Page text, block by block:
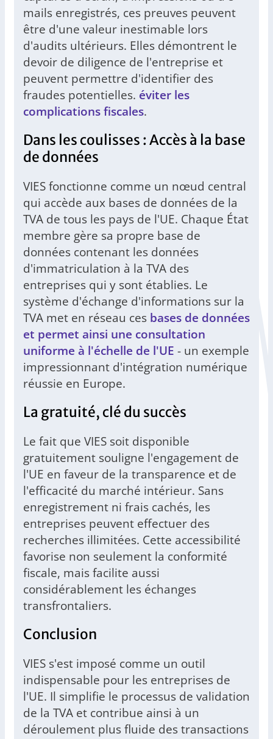
mails enregistrés, ces preuves peuvent
être d'une valeur inestimable lors
d'audits ultérieurs. Elles démontrent le
devoir de diligence de l'entreprise et
peuvent permettre d'identifier des
fraudes potentielles. éviter les
complications fiscales.
Dans les coulisses : Accès à la base
de données
VIES fonctionne comme un nœud central
qui accède aux bases de données de la
TVA de tous les pays de l'UE. Chaque État
membre gère sa propre base de
données contenant les données
d'immatriculation à la TVA des
entreprises qui y sont établies. Le
système d'échange d'informations sur la
TVA met en réseau ces bases de données
et permet ainsi une consultation
uniforme à l'échelle de l'UE - un exemple
impressionnant d'intégration numérique
réussie en Europe.
La gratuité, clé du succès
Le fait que VIES soit disponible
gratuitement souligne l'engagement de
l'UE en faveur de la transparence et de
l'efficacité du marché intérieur. Sans
enregistrement ni frais cachés, les
entreprises peuvent effectuer des
recherches illimitées. Cette accessibilité
favorise non seulement la conformité
fiscale, mais facilite aussi
considérablement les échanges
transfrontaliers.
Conclusion
VIES s'est imposé comme un outil
indispensable pour les entreprises de
l'UE. Il simplifie le processus de validation
de la TVA et contribue ainsi à un
déroulement plus fluide des transactions